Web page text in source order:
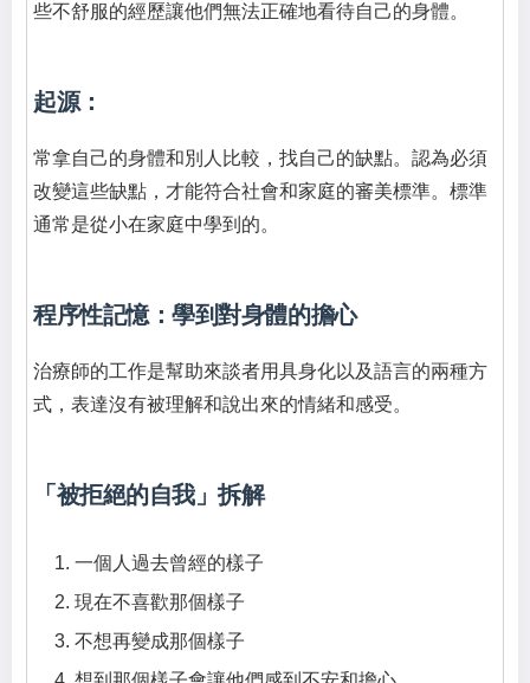
些不舒服的經歷讓他們無法正確地看待自己的身體。
起源：
常拿自己的身體和別人比較，找自己的缺點。認為必須
改變這些缺點，才能符合社會和家庭的審美標準。標準
通常是從小在家庭中學到的。
程序性記憶：學到對身體的擔心
治療師的工作是幫助來談者用具身化以及語言的兩種方
式，表達沒有被理解和說出來的情緒和感受。
「被拒絕的自我」拆解
一個人過去曾經的樣子
現在不喜歡那個樣子
不想再變成那個樣子